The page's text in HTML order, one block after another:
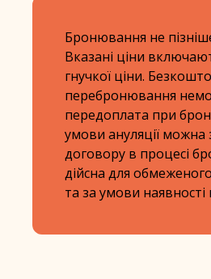
Бронювання не
Вказані ціни
гнучкої ціни.
перебронювання
передоплата при
умови ануляції
договору в процесі
дійсна для
та за умови наявності